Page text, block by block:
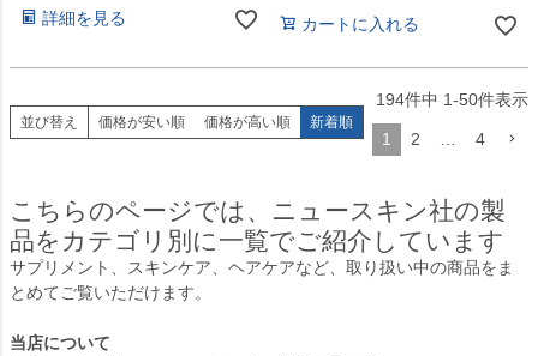
詳細を見る カートに入れる
並び替え 価格が安い順 価格が高い順 新着順
194件中 1-50件表示
1 2 4
こちらのページでは、ニュースキン社の製
品をカテゴリ別に一覧でご紹介しています
サプリメント、スキンケア、ヘアケアなど、取り扱い中の商品をま
とめてご覧いただけます。
当店について